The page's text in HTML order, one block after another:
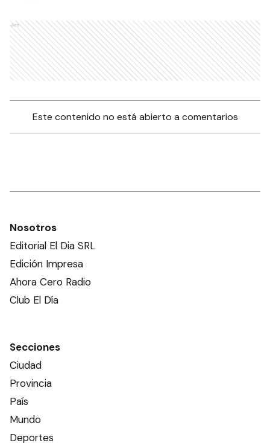
Ads
Este contenido no está abierto a comentarios
Nosotros
Editorial El Dia SRL
Edición Impresa
Ahora Cero Radio
Club El Día
Secciones
Ciudad
Provincia
País
Mundo
Deportes